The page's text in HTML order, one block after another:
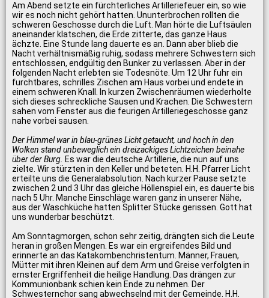
Am Abend setzte ein fürchterliches Artilleriefeuer ein, so wie
wir es noch nicht gehört hatten. Ununterbrochen rollten die
schweren Geschosse durch die Luft. Man hörte die Luftsäulen
aneinander klatschen, die Erde zitterte, das ganze Haus
ächzte. Eine Stunde lang dauerte es an. Dann aber blieb die
Nacht verhältnismäßig ruhig, sodass mehrere Schwestern sich
entschlossen, endgültig den Bunker zu verlassen. Aber in der
folgenden Nacht erlebten sie Todesnöte. Um 12 Uhr fuhr ein
furchtbares, schrilles Zischen am Haus vorbei und endete in
einem schweren Knall. In kurzen Zwischenräumen wiederholte
sich dieses schreckliche Sausen und Krachen. Die Schwestern
sahen vom Fenster aus die feurigen Artilleriegeschosse ganz
nahe vorbei sausen.
Der Himmel war in blau-grünes Licht getaucht, und hoch in den
Wolken stand unbeweglich ein dreizackiges Lichtzeichen beinahe
über der Burg. Es war die deutsche Artillerie, die nun auf uns
zielte. Wir stürzten in den Keller und beteten. H.H. Pfarrer Licht
erteilte uns die Generalabsolution. Nach kurzer Pause setzte
zwischen 2 und 3 Uhr das gleiche Höllenspiel ein, es dauerte bis
nach 5 Uhr. Manche Einschläge waren ganz in unserer Nähe,
aus der Waschküche hatten Splitter Stücke gerissen. Gott hat
uns wunderbar beschützt.
Am Sonntagmorgen, schon sehr zeitig, drängten sich die Leute
heran in großen Mengen. Es war ein ergreifendes Bild und
erinnerte an das Katakombenchristentum. Männer, Frauen,
Mütter mit ihren Kleinen auf dem Arm und Greise verfolgten in
ernster Ergriffenheit die heilige Handlung. Das drängen zur
Kommunionbank schien kein Ende zu nehmen. Der
Schwesternchor sang abwechselnd mit der Gemeinde. H.H.